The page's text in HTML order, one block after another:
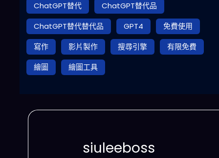
ChatGPT替代
ChatGPT替代品
ChatGPT替代替代品
GPT4
免費使用
寫作
影片製作 搜尋引擎
有限免費
繪圖
繪圖工具
siuleeboss